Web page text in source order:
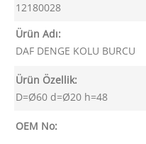
12180028
Ürün Adı:
DAF DENGE KOLU BURCU
Ürün Özellik:
D=Ø60 d=Ø20 h=48
OEM No: